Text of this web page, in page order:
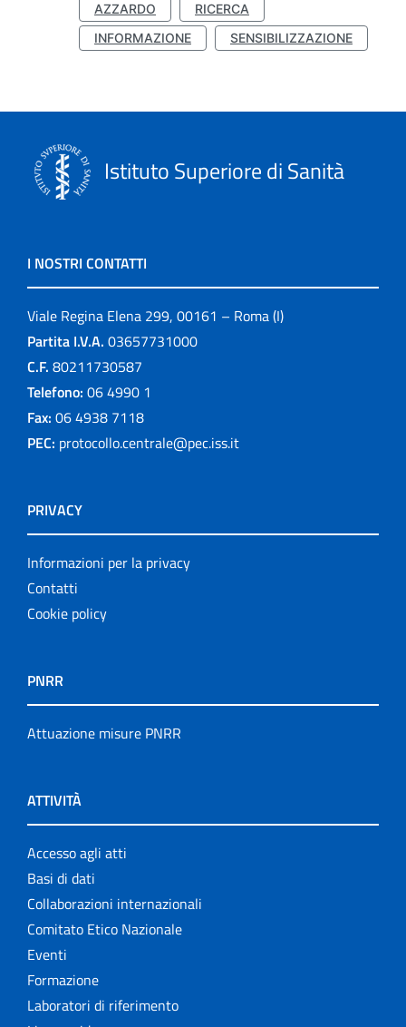
AZZARDO
RICERCA
INFORMAZIONE
SENSIBILIZZAZIONE
Istituto Superiore di Sanità
I NOSTRI CONTATTI
Viale Regina Elena 299, 00161 – Roma (I)
Partita I.V.A. 03657731000
C.F. 80211730587
Telefono: 06 4990 1
Fax: 06 4938 7118
PEC: protocollo.centrale@pec.iss.it
PRIVACY
Informazioni per la privacy
Contatti
Cookie policy
PNRR
Attuazione misure PNRR
ATTIVITÀ
Accesso agli atti
Basi di dati
Collaborazioni internazionali
Comitato Etico Nazionale
Eventi
Formazione
Laboratori di riferimento